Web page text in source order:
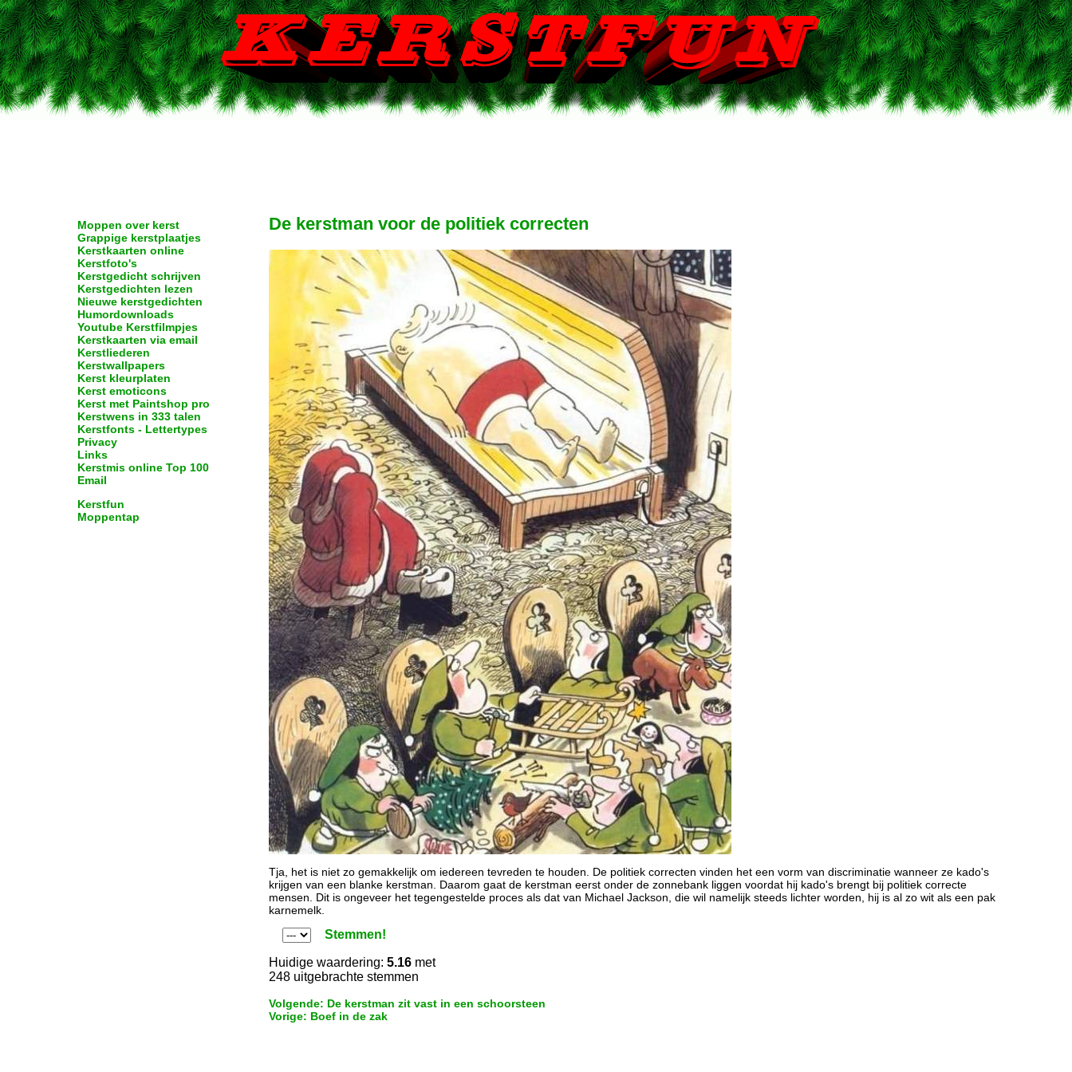
Moppen over kerst
Grappige kerstplaatjes
Kerstkaarten online
Kerstfoto's
Kerstgedicht schrijven
Kerstgedichten lezen
Nieuwe kerstgedichten
Humordownloads
Youtube Kerstfilmpjes
Kerstkaarten via email
Kerstliederen
Kerstwallpapers
Kerst kleurplaten
Kerst emoticons
Kerst met Paintshop pro
Kerstwens in 333 talen
Kerstfonts - Lettertypes
Privacy
Links
Kerstmis online Top 100
Email
Kerstfun
Moppentap
De kerstman voor de politiek correcten
Tja, het is niet zo gemakkelijk om iedereen tevreden te houden. De politiek correcten vinden het een vorm van discriminatie wanneer ze kado's
krijgen van een blanke kerstman. Daarom gaat de kerstman eerst onder de zonnebank liggen voordat hij kado's brengt bij politiek correcte
mensen. Dit is ongeveer het tegengestelde proces als dat van Michael Jackson, die wil namelijk steeds lichter worden, hij is al zo wit als een pak
karnemelk.
Stemmen!
Huidige waardering: 5.16 met
248 uitgebrachte stemmen
Volgende: De kerstman zit vast in een schoorsteen
Vorige: Boef in de zak